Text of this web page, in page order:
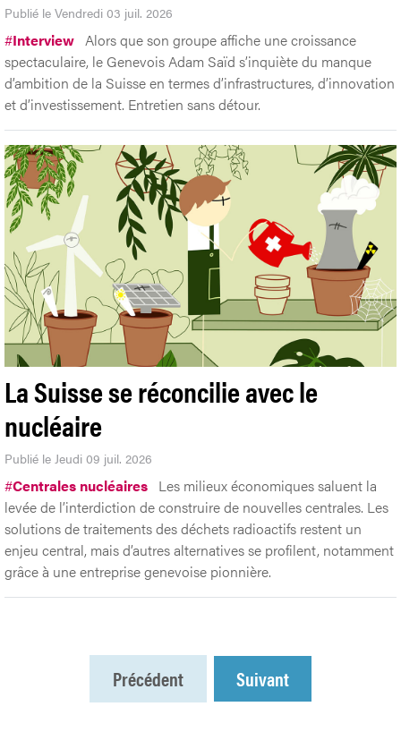
Publié le Vendredi 03 juil. 2026
#Interview Alors que son groupe affiche une croissance
spectaculaire, le Genevois Adam Saïd s’inquiète du manque
d’ambition de la Suisse en termes d’infrastructures, d’innovation
et d’investissement. Entretien sans détour.
La Suisse se réconcilie avec le
nucléaire
Publié le Jeudi 09 juil. 2026
#Centrales nucléaires Les milieux économiques saluent la
levée de l’interdiction de construire de nouvelles centrales. Les
solutions de traitements des déchets radioactifs restent un
enjeu central, mais d’autres alternatives se profilent, notamment
grâce à une entreprise genevoise pionnière.
Précédent Suivant